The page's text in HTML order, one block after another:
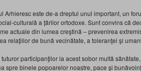
Arhieresc este de-a dreptul unul important, un
culturală a țărilor ortodoxe. Sunt convins că
actuale din lumea creştină – prevenirea
relaţiilor de bună vecinătate, a toleranţei şi
participanţilor la acest sobor multă
spre binele popoarelor noastre, pace şi